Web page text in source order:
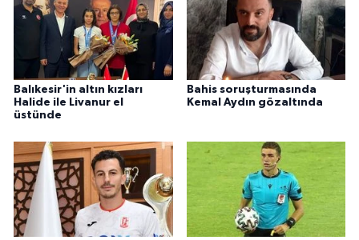
Balıkesir'in altın kızları
Halide ile Livanur el
üstünde
Bahis soruşturmasında
Kemal Aydın gözaltında